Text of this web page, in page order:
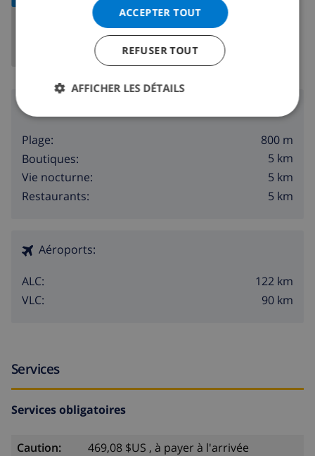
Plage:
800 m
Boutiques:
5 km
Vie nocturne:
5 km
Restaurants:
5 km
Aéroports:
ALC:
122 km
VLC:
90 km
Services
Services obligatoires
Caution: 469,08 $US , à payer à l'arrivée
ACCEPTER TOUT
REFUSER TOUT
AFFICHER LES DÉTAILS